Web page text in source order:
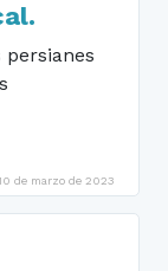
persianes
de marzo de 2023